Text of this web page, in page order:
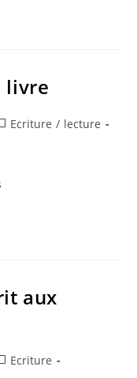
livre
Ecriture / lecture
aux
Ecriture